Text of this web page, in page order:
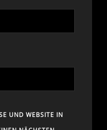
UND WEBSITE IN